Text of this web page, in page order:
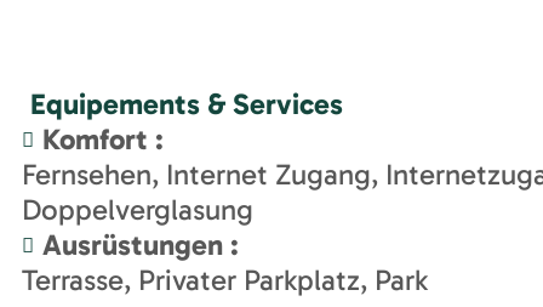
Equipements & Services
Komfort :
Fernsehen Internet Zugang
Doppelverglasung
Ausrüstungen :
Terrasse Privater Parkplatz Park